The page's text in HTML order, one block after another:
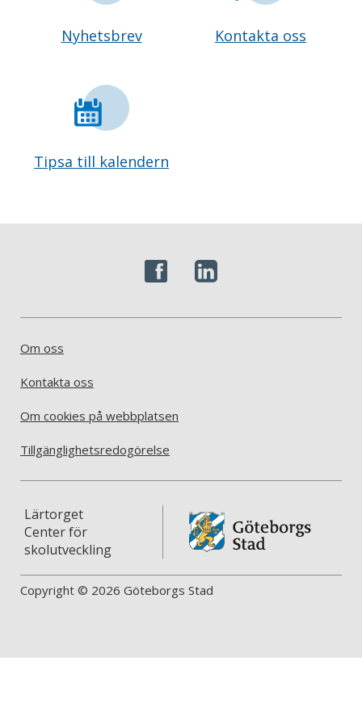
Nyhetsbrev Kontakta oss
Tipsa till kalendern
Om oss
Kontakta oss
Om cookies på webbplatsen
Tillgänglighetsredogörelse
Lärtorget
Center för
skolutveckling
Copyright © 2026 Göteborgs Stad